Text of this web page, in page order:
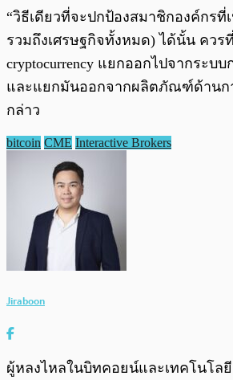
“วิธีเดียวที่จะปกป้องสมาชิกองค์กรที่
รวมถึงเศรษฐกิจทั้งหมด) ได้นั้น ควร
cryptocurrency แยกออกไปจากระบ
และแยกมันออกจากผลิตภัณฑ์ด้านก
กล่าว
bitcoin CME Interactive Brokers
Jiraboon
ผู้หลงไหลในบิทคอยน์และเทคโนโลยี